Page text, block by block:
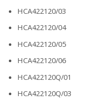
HCA422120/03
HCA422120/04
HCA422120/05
HCA422120/06
HCA422120Q/01
HCA422120Q/03